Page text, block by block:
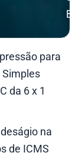
para
da 6 x 1
na
de ICMS